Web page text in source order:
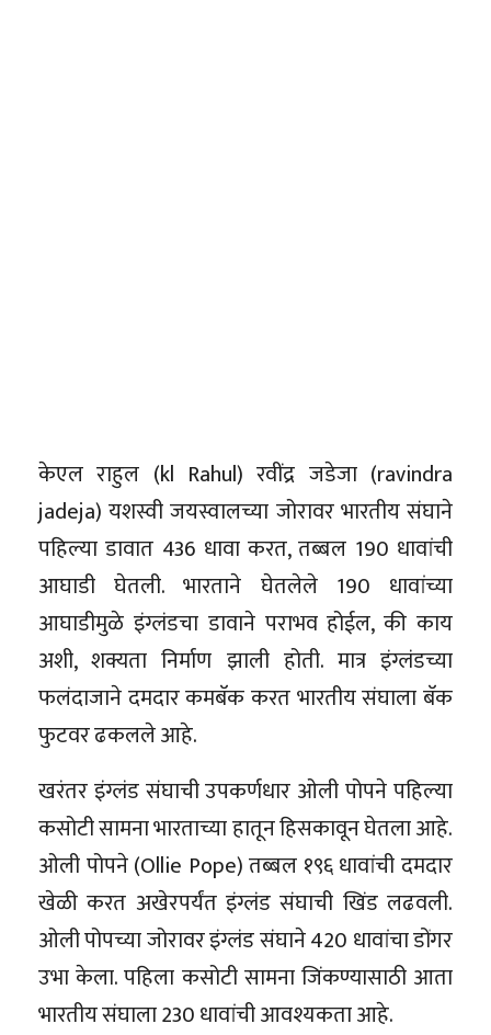
केएल राहुल (kl Rahul) रवींद्र जडेजा (ravindra
jadeja) यशस्वी जयस्वालच्या जोरावर भारतीय संघाने
पहिल्या डावात 436 धावा करत, तब्बल 190 धावांची
आघाडी घेतली. भारताने घेतलेले 190 धावांच्या
आघाडीमुळे इंग्लंडचा डावाने पराभव होईल, की काय
अशी, शक्यता निर्माण झाली होती. मात्र इंग्लंडच्या
फलंदाजाने दमदार कमबॅक करत भारतीय संघाला बॅक
फुटवर ढकलले आहे.
खरंतर इंग्लंड संघाची उपकर्णधार ओली पोपने पहिल्या
कसोटी सामना भारताच्या हातून हिसकावून घेतला आहे.
ओली पोपने (Ollie Pope) तब्बल १९६ धावांची दमदार
खेळी करत अखेरपर्यंत इंग्लंड संघाची खिंड लढवली.
ओली पोपच्या जोरावर इंग्लंड संघाने 420 धावांचा डोंगर
उभा केला. पहिला कसोटी सामना जिंकण्यासाठी आता
भारतीय संघाला 230 धावांची आवश्यकता आहे.